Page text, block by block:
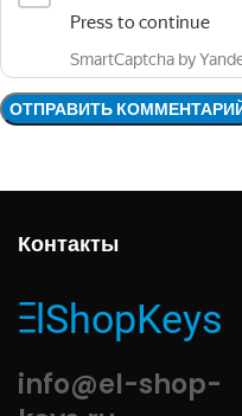
Контакты
info@el-shop-